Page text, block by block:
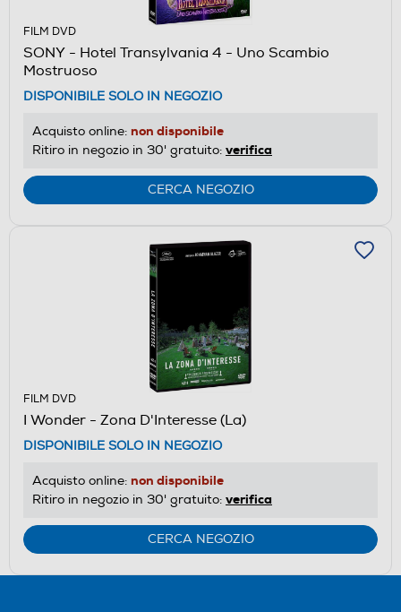
FILM DVD
SONY - Hotel Transylvania 4 - Uno Scambio
Mostruoso
DISPONIBILE SOLO IN NEGOZIO
Acquisto online: non disponibile
Ritiro in negozio in 30' gratuito: verifica
CERCA NEGOZIO
FILM DVD
I Wonder - Zona D'Interesse (La)
DISPONIBILE SOLO IN NEGOZIO
Acquisto online: non disponibile
Ritiro in negozio in 30' gratuito: verifica
CERCA NEGOZIO